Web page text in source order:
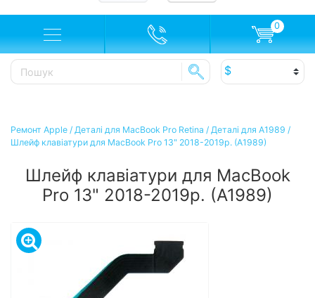
0
Ремонт Apple / Деталі для MacBook Pro Retina / Деталі для A1989 /
Шлейф клавіатури для MacBook Pro 13" 2018-2019р. (А1989)
Шлейф клавіатури для MacBook
Pro 13" 2018-2019р. (А1989)